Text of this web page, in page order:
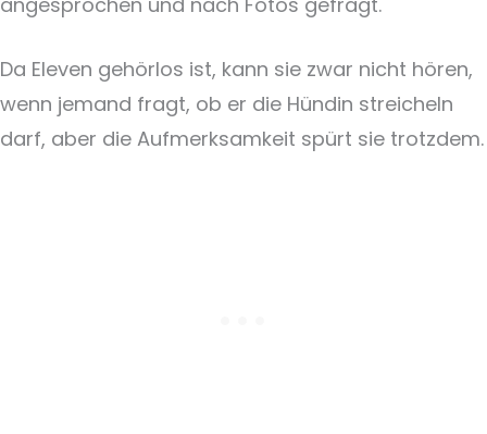
Da Eleven gehörlos ist, kann sie zwar nicht hören,
wenn jemand fragt, ob er die Hündin streicheln
darf, aber die Aufmerksamkeit spürt sie trotzdem.